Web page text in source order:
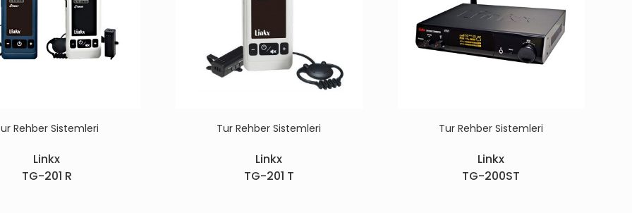
Rehber Sistemleri
Linkx
TG-201 R
Tur Rehber Sistemleri
Linkx
TG-201 T
Tur Rehber Sistemleri
Linkx
TG-200ST